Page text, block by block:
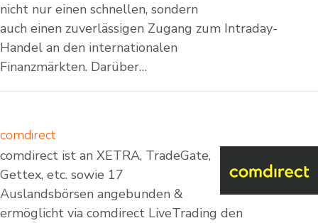
nicht nur einen schnellen, sondern
auch einen zuverlässigen Zugang zum Intraday-
Handel an den internationalen
Finanzmärkten. Darüber…
comdirect
comdirect ist an XETRA, TradeGate,
Gettex, etc. sowie 17
Auslandsbörsen angebunden &
ermöglicht via comdirect LiveTrading den